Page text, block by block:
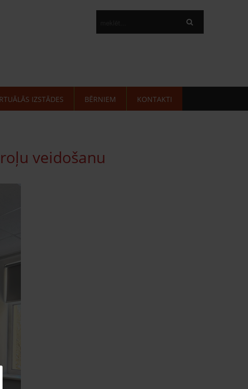
IZSTĀDES BĒRNIEM KONTAKTI
veidošanu